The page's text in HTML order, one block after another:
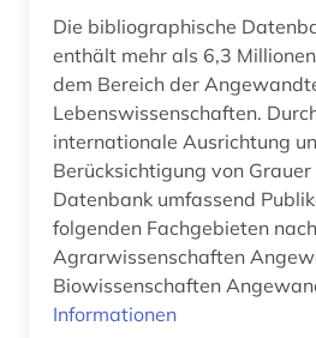
kunst (1)
kühlungstechnik (1)
künstliche intelligenz (4)
labor (1)
lagerstättenkunde (1)
landwirtschaft (2)
laser (2)
Die bibliographische
enthält mehr als 6,3
dem Bereich der
Lebenswissenschaften.
internationale Ausrichtung
Berücksichtigung von
Datenbank umfassend
folgenden Fachgebieten
Agrarwissenschaften Angewandte
Biowissenschaften
Informationen